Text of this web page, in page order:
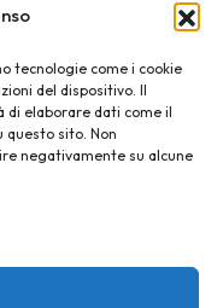
tecnologie come i cookie
del dispositivo. Il
di elaborare dati come il
questo sito. Non
negativamente su alcune